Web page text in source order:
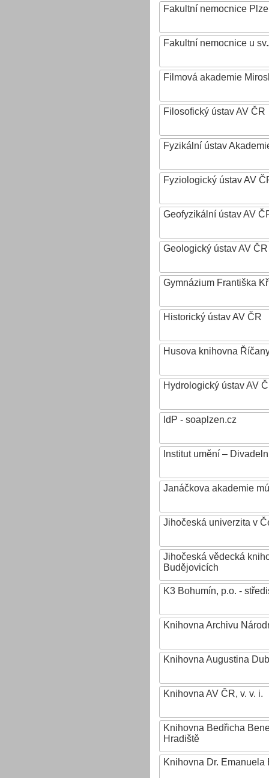
Fakultní nemocnice
Fakultní nemocnice u
Filmová akademie
Filosofický ústav AV ČR
Fyzikální ústav
Fyziologický ústav AV
Geofyzikální ústav AV
Geologický ústav AV ČR
Gymnázium Františka
Historický ústav AV ČR
Husova knihovna
Hydrologický ústav AV
IdP - soaplzen.cz
Institut umění –
Janáčkova akademie
Jihočeská univerzita v
Jihočeská vědecká
Budějovicích
K3 Bohumín, p.o. -
Knihovna Archivu
Knihovna Augustina
Knihovna AV ČR, v. v. i.
Knihovna Bedřicha
Hradiště
Knihovna Dr. Emanuela